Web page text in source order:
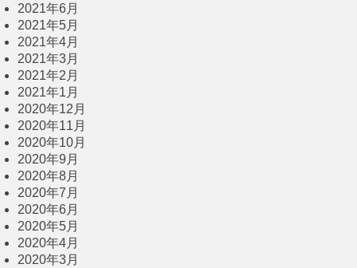
2021年6月
2021年5月
2021年4月
2021年3月
2021年2月
2021年1月
2020年12月
2020年11月
2020年10月
2020年9月
2020年8月
2020年7月
2020年6月
2020年5月
2020年4月
2020年3月